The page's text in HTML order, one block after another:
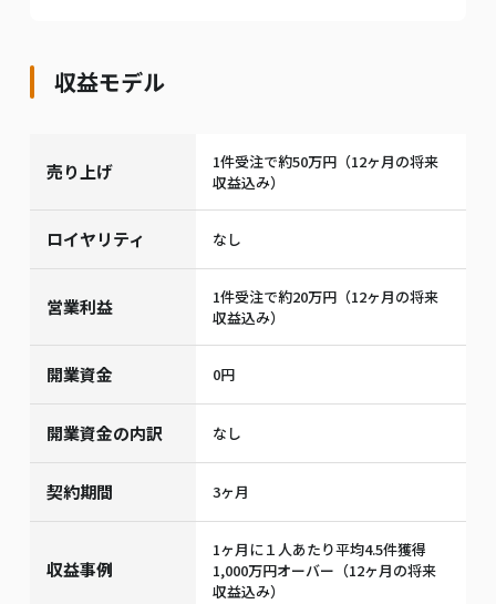
収益モデル
売り上げ
1件受注で約50万円（12ヶ月の将来
収益込み）
ロイヤリティ なし
営業利益
1件受注で約20万円（12ヶ月の将来
収益込み）
開業資金 0円
開業資金の内訳 なし
契約期間 3ヶ月
収益事例
1ヶ月に１人あたり平均4.5件獲得
1,000万円オーバー（12ヶ月の将来
収益込み）